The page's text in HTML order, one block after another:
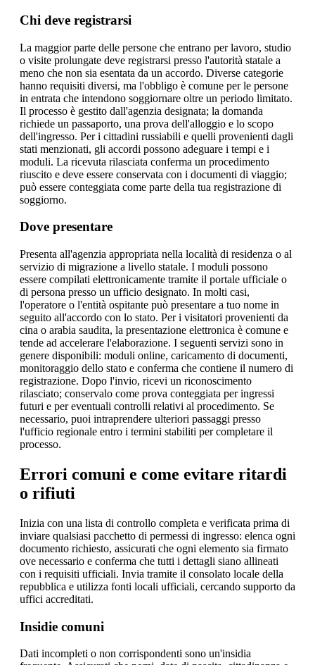
Chi deve registrarsi
La maggior parte delle persone che entrano per lavoro, studio
o visite prolungate deve registrarsi presso l'autorità statale a
meno che non sia esentata da un accordo. Diverse categorie
hanno requisiti diversi, ma l'obbligo è comune per le persone
in entrata che intendono soggiornare oltre un periodo limitato.
Il processo è gestito dall'agenzia designata; la domanda
richiede un passaporto, una prova dell'alloggio e lo scopo
dell'ingresso. Per i cittadini russiabili e quelli provenienti dagli
stati menzionati, gli accordi possono adeguare i tempi e i
moduli. La ricevuta rilasciata conferma un procedimento
riuscito e deve essere conservata con i documenti di viaggio;
può essere conteggiata come parte della tua registrazione di
soggiorno.
Dove presentare
Presenta all'agenzia appropriata nella località di residenza o al
servizio di migrazione a livello statale. I moduli possono
essere compilati elettronicamente tramite il portale ufficiale o
di persona presso un ufficio designato. In molti casi,
l'operatore o l'entità ospitante può presentare a tuo nome in
seguito all'accordo con lo stato. Per i visitatori provenienti da
cina o arabia saudita, la presentazione elettronica è comune e
tende ad accelerare l'elaborazione. I seguenti servizi sono in
genere disponibili: moduli online, caricamento di documenti,
monitoraggio dello stato e conferma che contiene il numero di
registrazione. Dopo l'invio, ricevi un riconoscimento
rilasciato; conservalo come prova conteggiata per ingressi
futuri e per eventuali controlli relativi al procedimento. Se
necessario, puoi intraprendere ulteriori passaggi presso
l'ufficio regionale entro i termini stabiliti per completare il
processo.
Errori comuni e come evitare ritardi
o rifiuti
Inizia con una lista di controllo completa e verificata prima di
inviare qualsiasi pacchetto di permessi di ingresso: elenca ogni
documento richiesto, assicurati che ogni elemento sia firmato
ove necessario e conferma che tutti i dettagli siano allineati
con i requisiti ufficiali. Invia tramite il consolato locale della
repubblica e utilizza fonti locali ufficiali, cercando supporto da
uffici accreditati.
Insidie comuni
Dati incompleti o non corrispondenti sono un'insidia